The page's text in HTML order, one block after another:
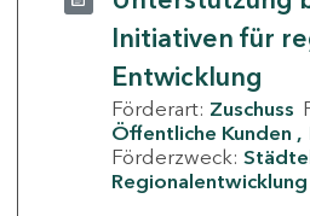
Initiativen für
Entwicklung
Förderart: Zuschuss
Öffentliche Kunden
Förderzweck:
Regionalentwicklung